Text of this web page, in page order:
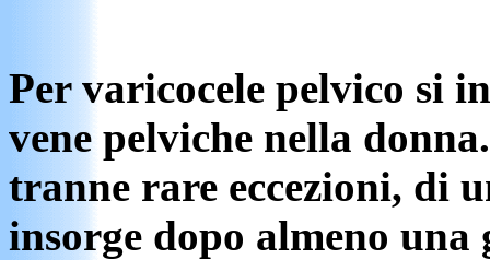
Per varicocele pelvico si
vene pelviche nella
tranne rare eccezioni, di
insorge dopo almeno